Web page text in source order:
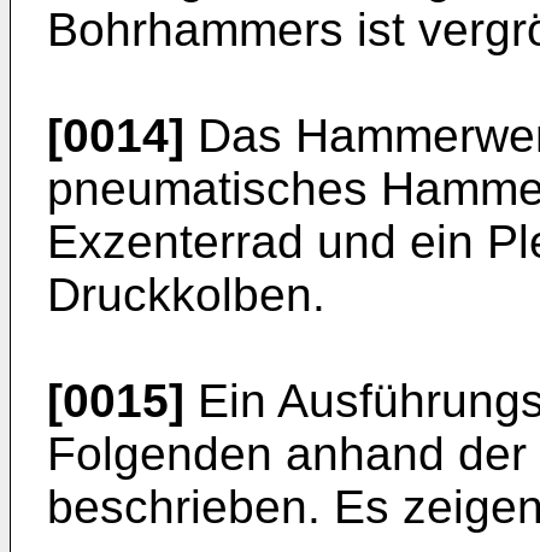
Bohrhammers ist
[0014] Das
pneumatisches
Exzenterrad und ein
Druckkolben.
[0015] Ein
Folgenden anhand
beschrieben. Es